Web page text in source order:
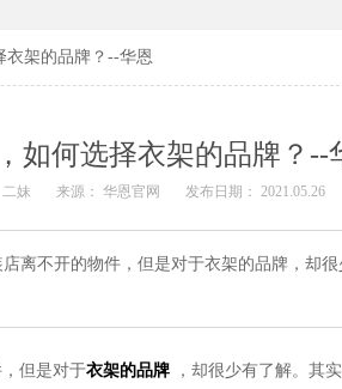
衣架的品牌？--华恩
如何选择衣架的品牌？--
妹 来源： 华恩官网 发布日期： 2021.05.26
离不开的物件，但是对于衣架的品牌，却
但是对于衣架的品牌
，却很少有了解。其